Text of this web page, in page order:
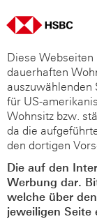
Diese Webseiten
dauerhaften
auszuwählenden
für US-
Wohnsitz bzw.
da die
den dortigen
Die auf den
Werbung dar.
welche über
jeweiligen Seite